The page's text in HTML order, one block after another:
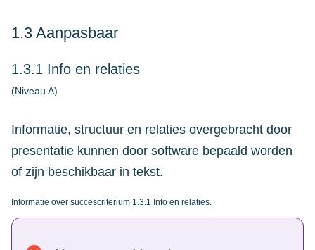
1.3 Aanpasbaar
1.3.1 Info en relaties
(Niveau A)
Informatie, structuur en relaties overgebracht door
presentatie kunnen door software bepaald worden
of zijn beschikbaar in tekst.
Informatie over succescriterium 1.3.1 Info en relaties.